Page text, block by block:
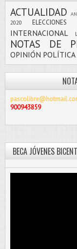
ACTUALIDAD
2020
ELECCIONES
INTERNACIONAL
NOTAS DE
OPINIÓN POLÍTICA
900943859
BECA JÓVENES